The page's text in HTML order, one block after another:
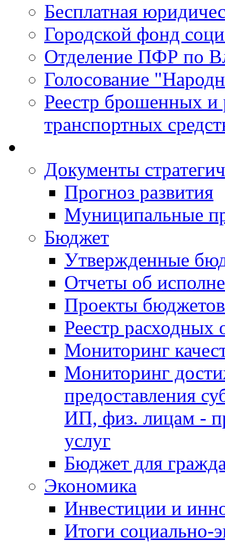
Бесплатная
Городской фонд
Отделение ПФР по
Голосование
Реестр брошенных и
транспортных
Документы
Прогноз развития
Муниципальные
Бюджет
Утвержденные
Отчеты об
Проекты бюджетов
Реестр расходных
Мониторинг
Мониторинг
предоставления
ИП, физ. лицам -
услуг
Бюджет для
Экономика
Инвестиции и
Итоги социально-